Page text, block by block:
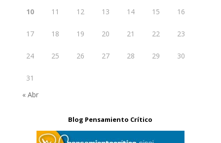
10 11 12 13 14 15 16
17 18 19 20 21 22 23
24 25 26 27 28 29 30
31
« Abr
Blog Pensamiento Crítico